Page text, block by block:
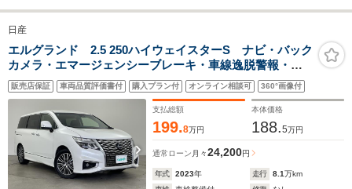
日産
エルグランド 2.5 250ハイウェイスターS ナビ・バック
カメラ・エマージェンシーブレーキ・車線逸脱警報・車
線逸脱防止支援・後側方車両接近警報・後側方衝突防止
支援・速度標識表示・道路標識表示・クリアランスソナ
ー・クロストラフィックアラート
販売店保証 車両品質評価書付 購入プラン付 オンライン相談可 360°画像付
支払総額
199.8万円
本体価格
188.5万円
通常ローン 月々24,200円
年式 2023年 走行 8.1万km